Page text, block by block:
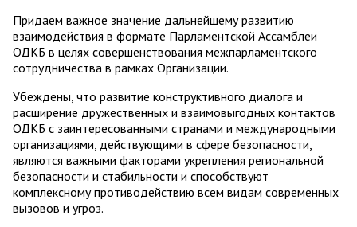
Придаем важное значение дальнейшему развитию
взаимодействия в формате Парламентской Ассамблеи
ОДКБ в целях совершенствования межпарламентского
сотрудничества в рамках Организации.
Убеждены, что развитие конструктивного диалога и
расширение дружественных и взаимовыгодных контактов
ОДКБ с заинтересованными странами и международными
организациями, действующими в сфере безопасности,
являются важными факторами укрепления региональной
безопасности и стабильности и способствуют
комплексному противодействию всем видам современных
вызовов и угроз.